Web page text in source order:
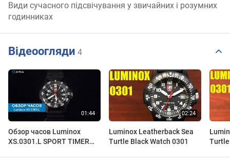
Види сучасного підсвічування у звичайних і розумних
годинниках
Відеоогляди 4
Обзор часов Luminox
XS.0301.L SPORT TIMER
Luminox Leatherback Sea
Turtle Black Watch 0301
Turtle